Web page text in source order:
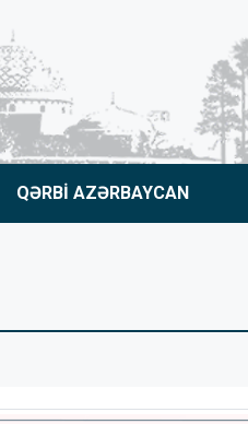
QƏRBİ AZƏRBAYCAN